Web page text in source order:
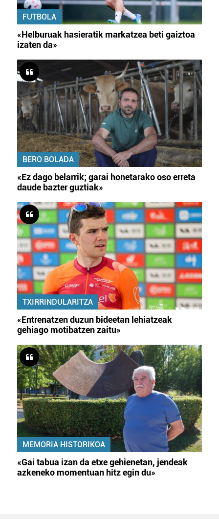
FUTBOLA
«Helburuak hasieratik markatzea beti gaiztoa
izaten da»
BERO BOLADA
«Ez dago belarrik; garai honetarako oso erreta
daude bazter guztiak»
TXIRRINDULARITZA
«Entrenatzen duzun bideetan lehiatzeak
gehiago motibatzen zaitu»
MEMORIA HISTORIKOA
«Gai tabua izan da etxe gehienetan, jendeak
azkeneko momentuan hitz egin du»